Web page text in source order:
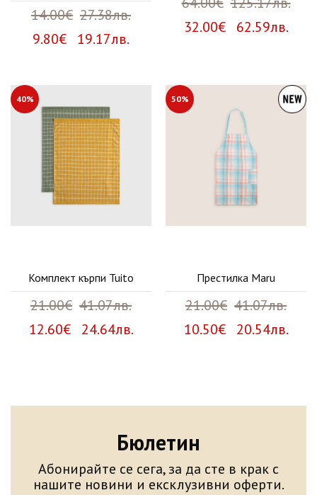
14.00€ 27.38лв.
9.80€ 19.17лв.
32.00€ 62.59лв.
40%
Комплект кърпи Tuito
21.00€ 41.07лв.
12.60€ 24.64лв.
50%
Престилка Maru
21.00€ 41.07лв.
10.50€ 20.54лв.
Бюлетин
Абонирайте се сега, за да сте в крак с
нашите новини и ексклузивни оферти.